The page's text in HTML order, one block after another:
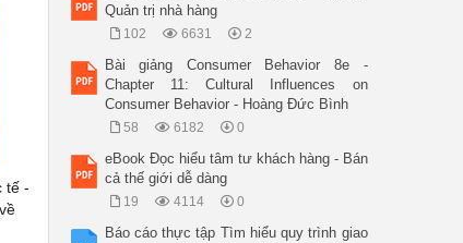
tế -
Quản trị nhà hàng
102 6631 2
Bài giảng Consumer Behavior 8e -
Chapter 11: Cultural Influences on
Consumer Behavior - Hoàng Đức Bình
58 6182 0
eBook Đọc hiểu tâm tư khách hàng - Bán
cả thế giới dễ dàng
19 4114 0
Báo cáo thực tập Tìm hiểu quy trình giao